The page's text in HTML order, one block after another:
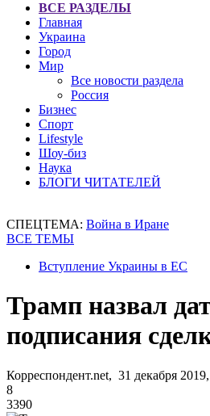
ВСЕ РАЗДЕЛЫ
Главная
Украина
Город
Мир
Все новости раздела
Россия
Бизнес
Спорт
Lifestyle
Шоу-биз
Наука
БЛОГИ ЧИТАТЕЛЕЙ
СПЕЦТЕМА: Война в Иране
ВСЕ ТЕМЫ
Вступление Украины в ЕС
Трамп назвал
подписания
Корреспондент.net, 31 декабря
8
3390